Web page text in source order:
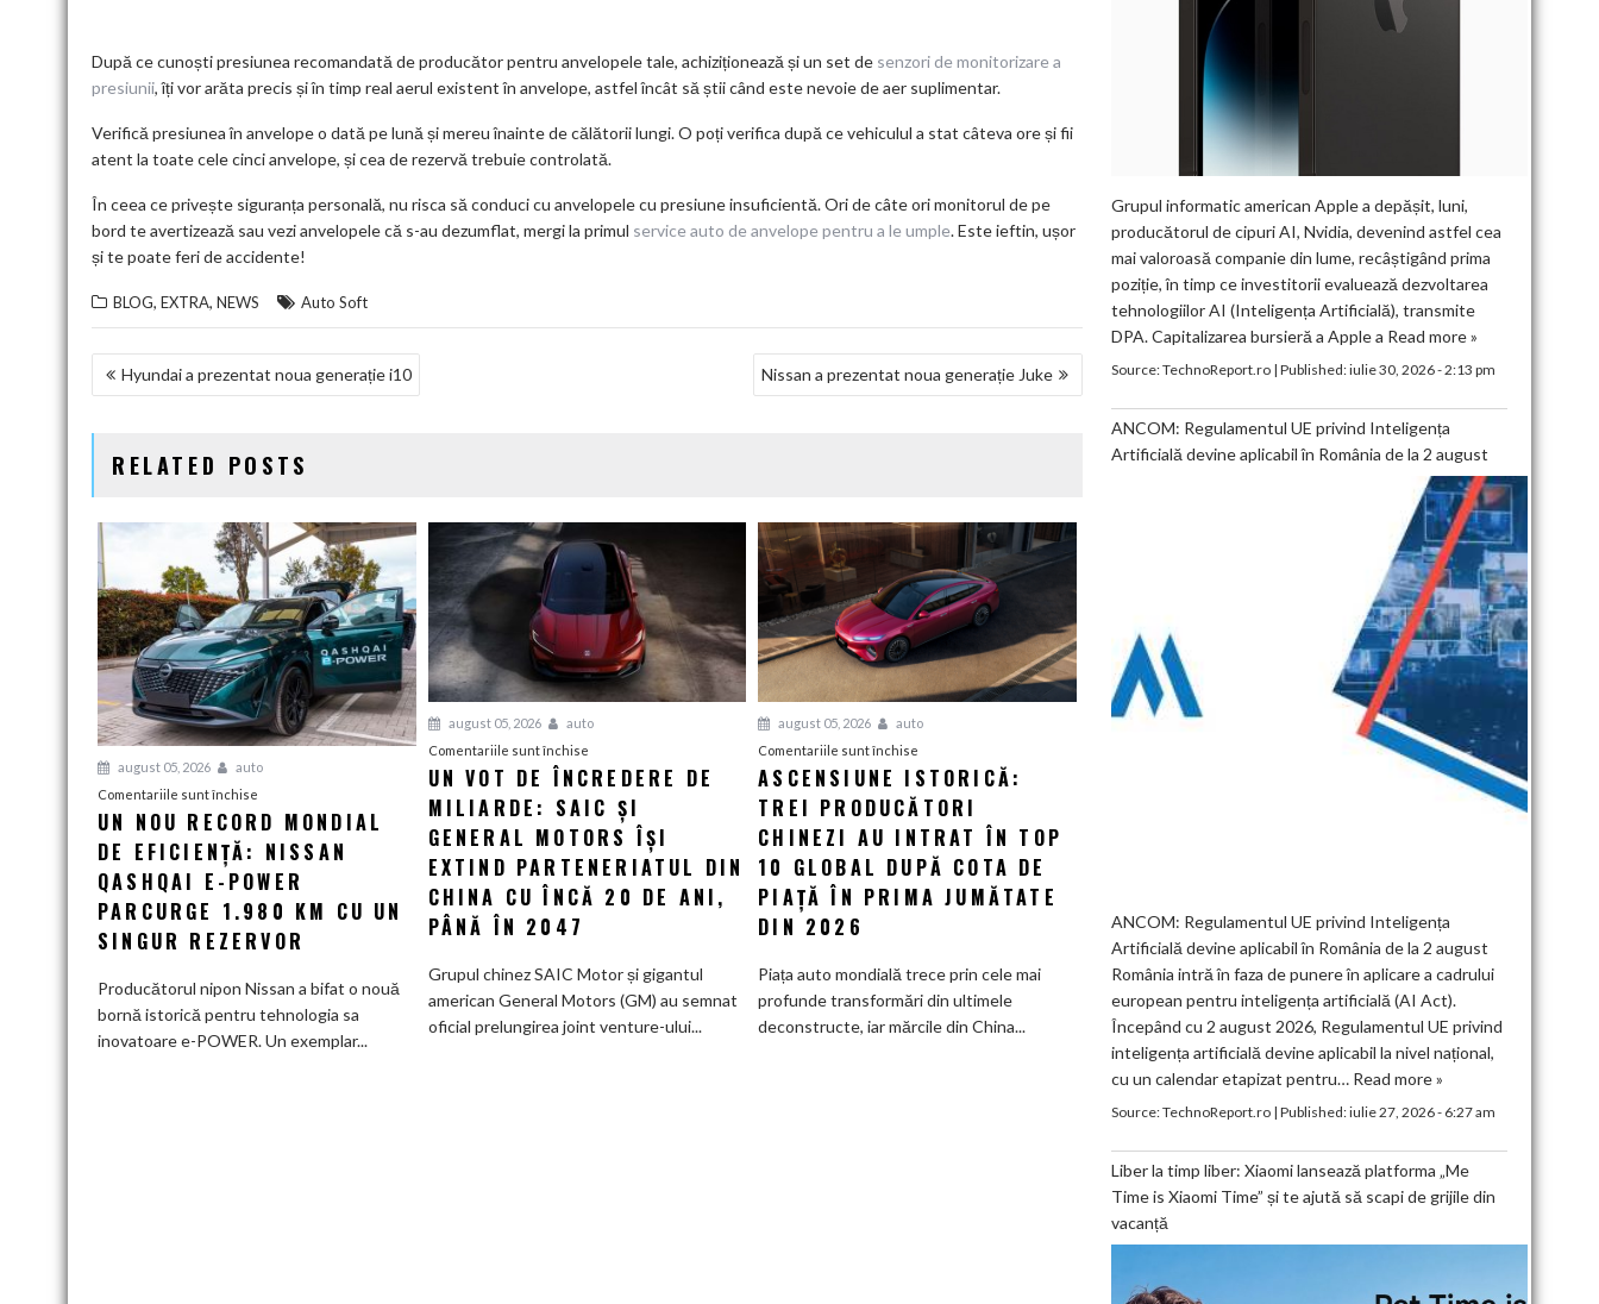
După ce cunoști presiunea recomandată de producător pentru anvelopele tale, achiziționează și un set de senzori de monitorizare a
presiunii, îți vor arăta precis și în timp real aerul existent în anvelope, astfel încât să știi când este nevoie de aer suplimentar.
Verifică presiunea în anvelope o dată pe lună și mereu înainte de călătorii lungi. O poți verifica după ce vehiculul a stat câteva ore și fii
atent la toate cele cinci anvelope, și cea de rezervă trebuie controlată.
În ceea ce privește siguranța personală, nu risca să conduci cu anvelopele cu presiune insuficientă. Ori de câte ori monitorul de pe
bord te avertizează sau vezi anvelopele că s-au dezumflat, mergi la primul service auto de anvelope pentru a le umple. Este ieftin, ușor
și te poate feri de accidente!
BLOG, EXTRA, NEWS Auto Soft
NAVIGARE
ARTICOLE
Hyundai a prezentat noua generație i10 Nissan a prezentat noua generație Juke
RELATED POSTS
august 05, 2026
auto
Comentariile sunt închise
Un
nou
record
de
eficiență:
UN NOU RECORD MONDIAL
DE EFICIENȚĂ: NISSAN
QASHQAI E-POWER
PARCURGE 1.980 KM CU UN
SINGUR REZERVOR
Producătorul nipon Nissan a bifat o nouă
bornă istorică pentru tehnologia sa
inovatoare e-POWER. Un exemplar...
august 05, 2026
auto
Comentariile sunt închisepentru
Un
vot
de
încredere
de
miliarde:
General
Motors
își
UN VOT DE ÎNCREDERE DE
MILIARDE: SAIC ȘI
GENERAL MOTORS ÎȘI
EXTIND PARTENERIATUL DIN
CHINA CU ÎNCĂ 20 DE ANI,
PÂNĂ ÎN 2047
Grupul chinez SAIC Motor și gigantul
american General Motors (GM) au semnat
oficial prelungirea joint venture-ului...
august 05, 2026
auto
Comentariile sunt închise
Ascensiune
istorică:
Trei
producători
chinezi
au
Top
10
global
ASCENSIUNE ISTORICĂ:
TREI PRODUCĂTORI
CHINEZI AU INTRAT ÎN TOP
10 GLOBAL DUPĂ COTA DE
PIAȚĂ ÎN PRIMA JUMĂTATE
DIN 2026
Piața auto mondială trece prin cele mai
profunde transformări din ultimele
deconstructe, iar mărcile din China...
Grupul informatic american Apple a depășit, luni,
producătorul de cipuri AI, Nvidia, devenind astfel cea
mai valoroasă companie din lume, recâștigând prima
poziție, în timp ce investitorii evaluează dezvoltarea
tehnologiilor AI (Inteligența Artificială), transmite
DPA. Capitalizarea bursieră a Apple a Read more »
Source:TechnoReport.ro| Published:iulie 30, 2026 - 2:13 pm
ANCOM: Regulamentul UE privind Inteligența
Artificială devine aplicabil în România de la 2 august
ANCOM: Regulamentul UE privind Inteligența
Artificială devine aplicabil în România de la 2 august
România intră în faza de punere în aplicare a cadrului
european pentru inteligența artificială (AI Act).
Începând cu 2 august 2026, Regulamentul UE privind
inteligența artificială devine aplicabil la nivel național,
cu un calendar etapizat pentru… Read more »
Source:TechnoReport.ro| Published:iulie 27, 2026 - 6:27 am
Liber la timp liber: Xiaomi lansează platforma „Me
Time is Xiaomi Time” și te ajută să scapi de grijile din
vacanță